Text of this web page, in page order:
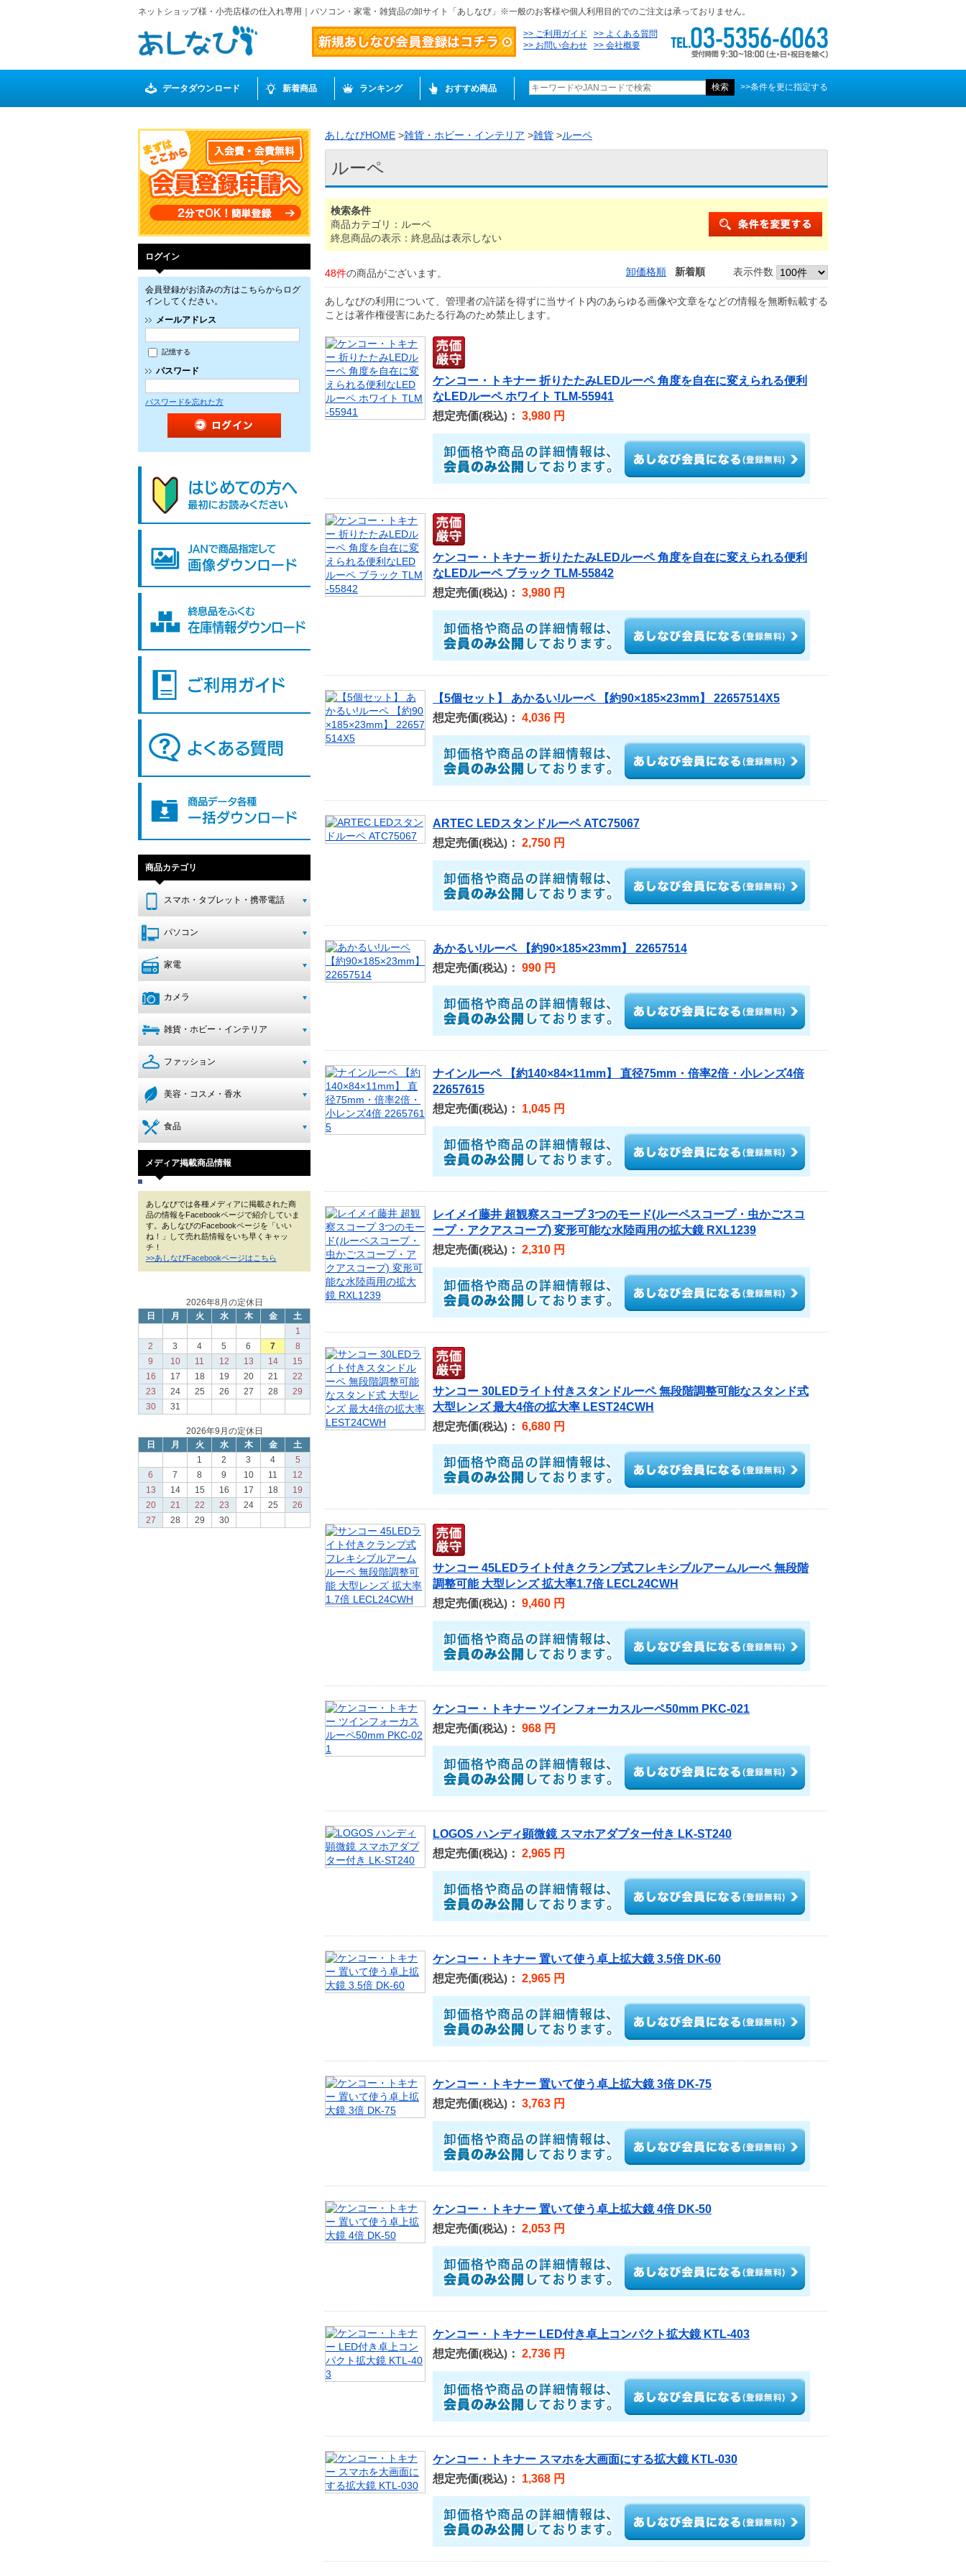
ネットショップ様・小売店様の仕入れ専用｜パソコン・家電・雑貨品の卸サイト「あしなび」※一般のお客様や個人利用目的でのご注文は承っておりません。
ご利用ガイド
よくある質問
お問い合わせ
会社概要
データダウンロード 新着商品 ランキング おすすめ商品 >>条件を更に指定する
ログイン
会員登録がお済みの方はこちらからログ
インしてください。
メールアドレス
記憶する
パスワード
パスワードを忘れた方
商品カテゴリ
スマホ・タブレット・携帯電話
パソコン
家電
カメラ
雑貨・ホビー・インテリア
ファッション
美容・コスメ・香水
食品
メディア掲載商品情報
あしなびでは各種メディアに掲載された商
品の情報をFacebookページで紹介していま
す。あしなびのFacebookページを「いい
ね！」して売れ筋情報をいち早くキャッ
チ！
>>あしなびFacebookページはこちら
2026年8月の定休日
日
月 火 水 木 金
土
1
2
3 4 5 6 7
8
9
10 11 12 13 14
15
16
17 18 19 20 21
22
23
24 25 26 27 28
29
30
31
2026年9月の定休日
日
月 火 水 木 金
土
1
2 3 4
5
6
7 8 9 10 11
12
13
14 15 16 17 18
19
20
21 22 23 24 25
26
27
28 29 30
あしなびHOME >雑貨・ホビー・インテリア >雑貨 >ルーペ
ルーペ
検索条件
商品カテゴリ：ルーペ
終息商品の表示：終息品は表示しない
48件の商品がございます。 卸価格順 新着順 表示件数
あしなびの利用について、管理者の許諾を得ずに当サイト内のあらゆる画像や文章をなどの情報を無断転載する
ことは著作権侵害にあたる行為のため禁止します。
ケンコー・トキナー 折りたたみLEDルーペ 角度を自在に変えられる便利
なLEDルーペ ホワイト TLM-55941
想定売価(税込) ： 3,980 円
ケンコー・トキナー 折りたたみLEDルーペ 角度を自在に変えられる便利
なLEDルーペ ブラック TLM-55842
想定売価(税込) ： 3,980 円
【5個セット】 あかるい!ルーペ 【約90×185×23mm】 22657514X5
想定売価(税込) ： 4,036 円
ARTEC LEDスタンドルーペ ATC75067
想定売価(税込) ： 2,750 円
あかるい!ルーペ 【約90×185×23mm】 22657514
想定売価(税込) ： 990 円
ナインルーペ 【約140×84×11mm】 直径75mm・倍率2倍・小レンズ4倍
22657615
想定売価(税込) ： 1,045 円
レイメイ藤井 超観察スコープ 3つのモード(ルーペスコープ・虫かごスコ
ープ・アクアスコープ) 変形可能な水陸両用の拡大鏡 RXL1239
想定売価(税込) ： 2,310 円
サンコー 30LEDライト付きスタンドルーペ 無段階調整可能なスタンド式
大型レンズ 最大4倍の拡大率 LEST24CWH
想定売価(税込) ： 6,680 円
サンコー 45LEDライト付きクランプ式フレキシブルアームルーペ 無段階
調整可能 大型レンズ 拡大率1.7倍 LECL24CWH
想定売価(税込) ： 9,460 円
ケンコー・トキナー ツインフォーカスルーペ50mm PKC-021
想定売価(税込) ： 968 円
LOGOS ハンディ顕微鏡 スマホアダプター付き LK-ST240
想定売価(税込) ： 2,965 円
ケンコー・トキナー 置いて使う卓上拡大鏡 3.5倍 DK-60
想定売価(税込) ： 2,965 円
ケンコー・トキナー 置いて使う卓上拡大鏡 3倍 DK-75
想定売価(税込) ： 3,763 円
ケンコー・トキナー 置いて使う卓上拡大鏡 4倍 DK-50
想定売価(税込) ： 2,053 円
ケンコー・トキナー LED付き卓上コンパクト拡大鏡 KTL-403
想定売価(税込) ： 2,736 円
ケンコー・トキナー スマホを大画面にする拡大鏡 KTL-030
想定売価(税込) ： 1,368 円